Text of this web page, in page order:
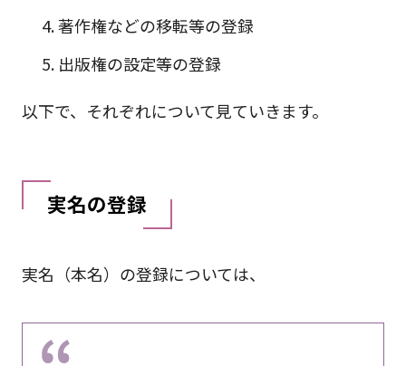
著作権などの移転等の登録
出版権の設定等の登録
以下で、それぞれについて見ていきます。
実名の登録
実名（本名）の登録については、